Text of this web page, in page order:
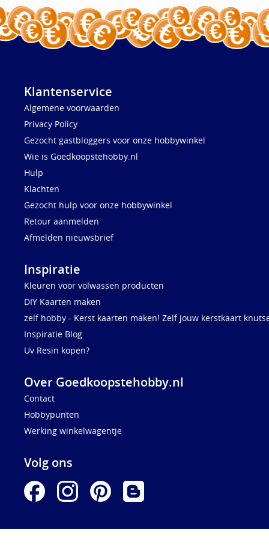
Klantenservice
Algemene voorwaarden
Privacy Policy
Gezocht gastbloggers voor onze hobbywinkel
Wie is Goedkoopstehobby.nl
Hulp
Klachten
Gezocht hulp voor onze hobbywinkel
Retour aanmelden
Afmelden nieuwsbrief
Inspiratie
Kleuren voor volwassen producten
DIY Kaarten maken
zelf hobby - Kerst kaarten maken! Zelf jouw kerstkaart
Inspiratie Blog
Uv Resin kopen?
Over Goedkoopstehobby.nl
Contact
Hobbypunten
Werking winkelwagentje
Volg ons